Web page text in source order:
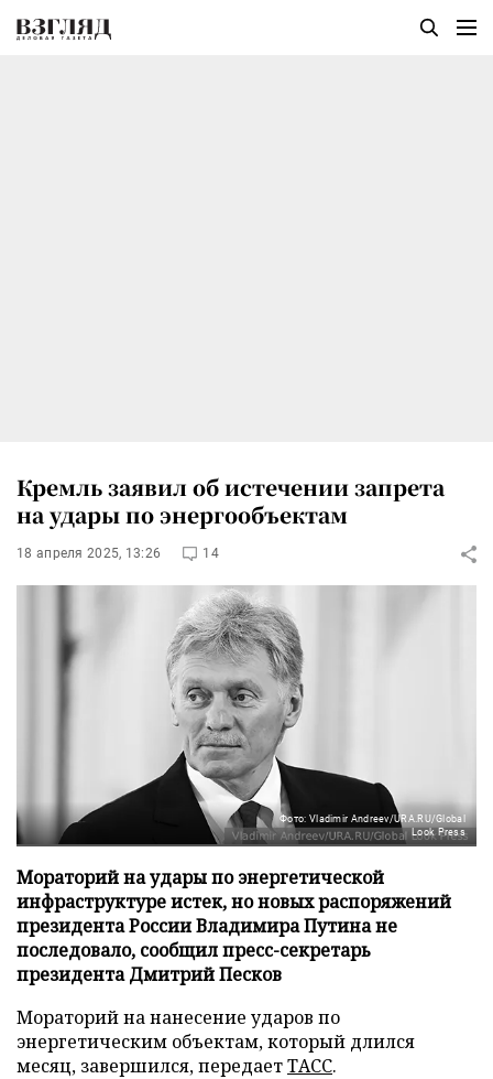
Кремль заявил об истечении запрета
на удары по энергообъектам
18 апреля 2025, 13:26 14
Фото: Vladimir Andreev/URA.RU/Global
Look Press
Мораторий на удары по энергетической
инфраструктуре истек, но новых распоряжений
президента России Владимира Путина не
последовало, сообщил пресс-секретарь
президента Дмитрий Песков
Мораторий на нанесение ударов по
энергетическим объектам, который длился
месяц, завершился, передаетТАСС.